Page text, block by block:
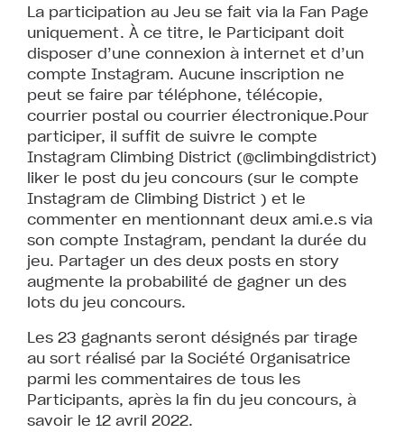
La participation au Jeu se fait via la Fan Page
uniquement. À ce titre, le Participant doit
disposer d’une connexion à internet et d’un
compte Instagram. Aucune inscription ne
peut se faire par téléphone, télécopie,
courrier postal ou courrier électronique.Pour
participer, il suffit de suivre le compte
Instagram Climbing District (@climbingdistrict)
liker le post du jeu concours (sur le compte
Instagram de Climbing District ) et le
commenter en mentionnant deux ami.e.s via
son compte Instagram, pendant la durée du
jeu. Partager un des deux posts en story
augmente la probabilité de gagner un des
lots du jeu concours.
Les 23 gagnants seront désignés par tirage
au sort réalisé par la Société Organisatrice
parmi les commentaires de tous les
Participants, après la fin du jeu concours, à
savoir le 12 avril 2022.